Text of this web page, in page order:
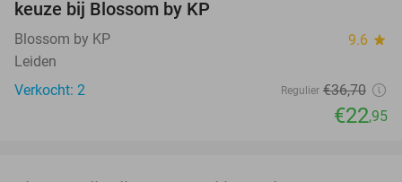
TODAY
keuze bij Blossom by KP
Blossom by KP 9.6 star
Leiden
Verkocht: 2
Regulier €36,70
€22,95